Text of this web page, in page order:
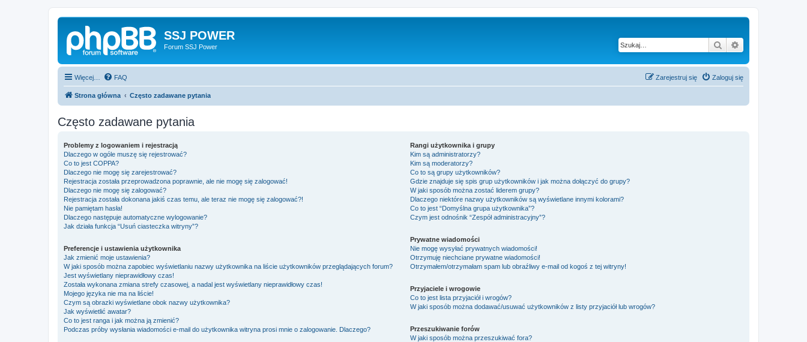
SSJ POWER
Forum SSJ Power Szukaj
Więcej… FAQ Zaloguj się
Zarejestruj się
Strona główna Często zadawane pytania
Często zadawane pytania
Problemy z logowaniem i rejestracją
Dlaczego w ogóle muszę się rejestrować?
Co to jest COPPA?
Dlaczego nie mogę się zarejestrować?
Rejestracja została przeprowadzona poprawnie, ale nie mogę się zalogować!
Dlaczego nie mogę się zalogować?
Rejestracja została dokonana jakiś czas temu, ale teraz nie mogę się zalogować?!
Nie pamiętam hasła!
Dlaczego następuje automatyczne wylogowanie?
Jak działa funkcja “Usuń ciasteczka witryny”?
Preferencje i ustawienia użytkownika
Jak zmienić moje ustawienia?
W jaki sposób można zapobiec wyświetlaniu nazwy użytkownika na liście użytkowników przeglądających forum?
Jest wyświetlany nieprawidłowy czas!
Została wykonana zmiana strefy czasowej, a nadal jest wyświetlany nieprawidłowy czas!
Mojego języka nie ma na liście!
Czym są obrazki wyświetlane obok nazwy użytkownika?
Jak wyświetlić awatar?
Co to jest ranga i jak można ją zmienić?
Podczas próby wysłania wiadomości e-mail do użytkownika witryna prosi mnie o zalogowanie. Dlaczego?
Rangi użytkownika i grupy
Kim są administratorzy?
Kim są moderatorzy?
Co to są grupy użytkowników?
Gdzie znajduje się spis grup użytkowników i jak można dołączyć do grupy?
W jaki sposób można zostać liderem grupy?
Dlaczego niektóre nazwy użytkowników są wyświetlane innymi kolorami?
Co to jest “Domyślna grupa użytkownika”?
Czym jest odnośnik “Zespół administracyjny”?
Prywatne wiadomości
Nie mogę wysyłać prywatnych wiadomości!
Otrzymuję niechciane prywatne wiadomości!
Otrzymałem/otrzymałam spam lub obraźliwy e-mail od kogoś z tej witryny!
Przyjaciele i wrogowie
Co to jest lista przyjaciół i wrogów?
W jaki sposób można dodawać/usuwać użytkowników z listy przyjaciół lub wrogów?
Przeszukiwanie forów
W jaki sposób można przeszukiwać fora?